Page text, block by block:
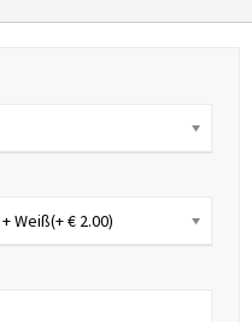
Weiß(+ € 2.00)